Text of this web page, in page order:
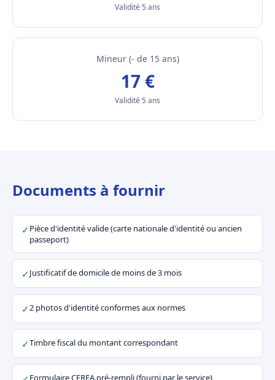
Validité 5 ans
Mineur (- de 15 ans)
17 €
Validité 5 ans
Documents à fournir
✓ Pièce d'identité valide (carte nationale d'identité ou ancien
passeport)
✓Justificatif de domicile de moins de 3 mois
✓2 photos d'identité conformes aux normes
✓Timbre fiscal du montant correspondant
Formulaire CERFA pré-rempli (fourni par le service)